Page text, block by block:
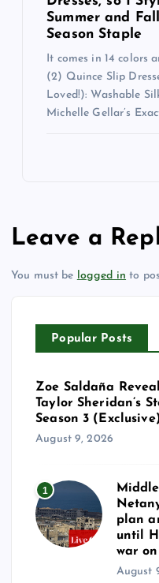
Summer and
Season Staple
It comes in 14 colors
(2) Quince Slip
Loved!): Washable
Michelle Gellar’s
Leave a
You must be logged in to
Popular Posts
Zoe Saldaña
Taylor Sheridan’s
Season 3
August 9, 2026
1
plan
until
war
August